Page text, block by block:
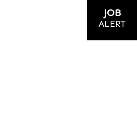
JOB
ALERT